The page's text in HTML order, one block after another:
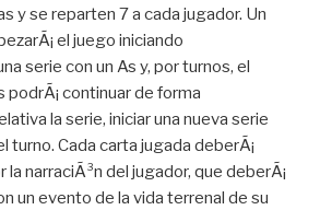
y se reparten 7 a cada jugador. Un
el juego iniciando
serie con un As y, por turnos, el
continuar de forma
la serie, iniciar una nueva serie
turno. Cada carta jugada deberÃ¡
narraciÃ³n del jugador, que deberÃ¡
un evento de la vida terrenal de su